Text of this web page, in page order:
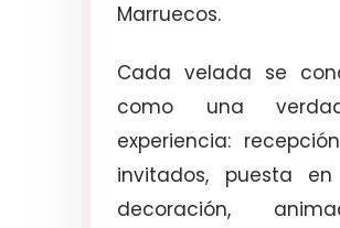
Marruecos.
Cada velada se
como una
experiencia:
invitados, puesta en
decoración,